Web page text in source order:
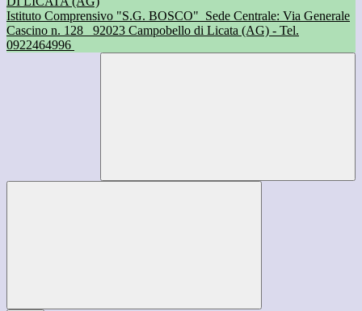
Istituto Comprensivo "S.G. BOSCO" Sede Centrale: Via Generale
Cascino n. 128
92023 Campobello di Licata (AG) - Tel.
0922464996